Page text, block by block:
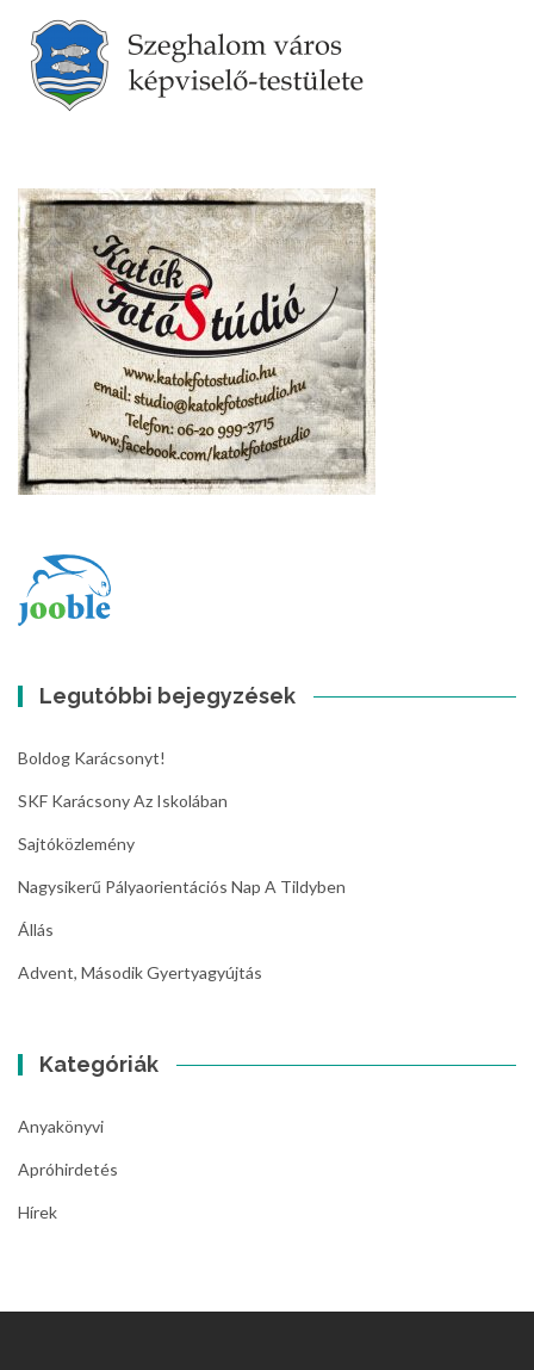
Legutóbbi bejegyzések
Boldog Karácsonyt!
SKF Karácsony Az Iskolában
Sajtóközlemény
Nagysikerű Pályaorientációs Nap A Tildyben
Állás
Advent, Második Gyertyagyújtás
Kategóriák
Anyakönyvi
Apróhirdetés
Hírek